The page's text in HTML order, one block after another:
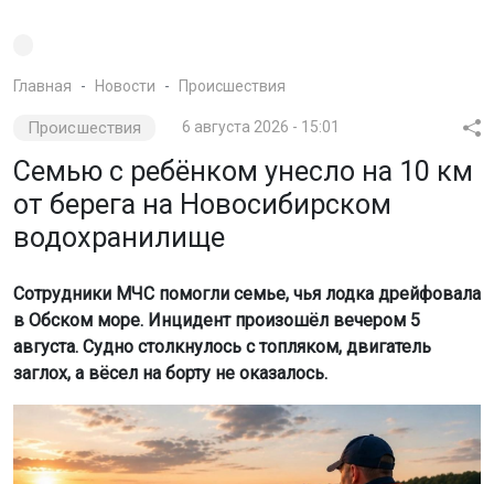
Главная Новости Происшествия
Происшествия 6 августа 2026 - 15:01
Семью с ребёнком унесло на 10 км
от берега на Новосибирском
водохранилище
Сотрудники МЧС помогли семье, чья лодка дрейфовала
в Обском море. Инцидент произошёл вечером 5
августа. Судно столкнулось с топляком, двигатель
заглох, а вёсел на борту не оказалось.